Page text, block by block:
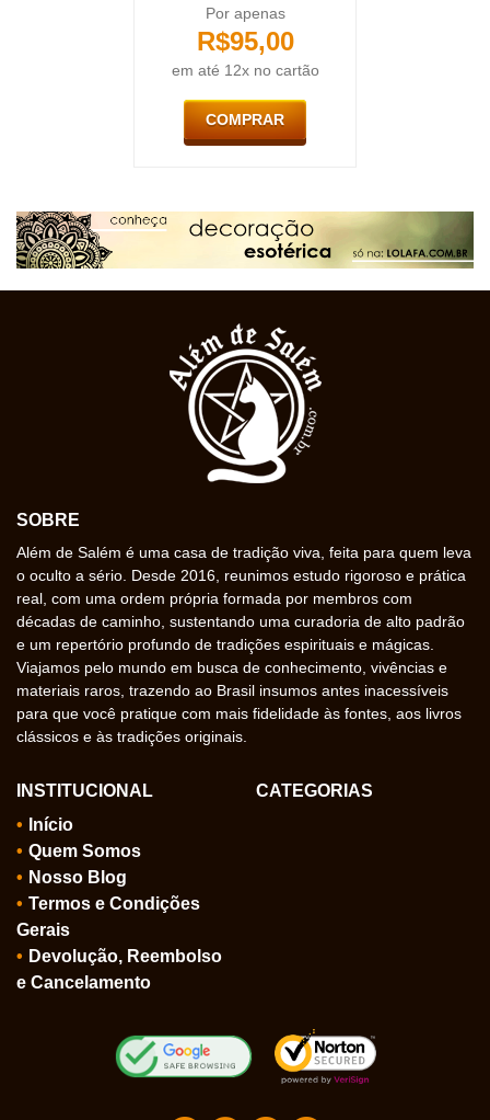
Por apenas
R$95,00
em até 12x no cartão
COMPRAR
SOBRE
Além de Salém é uma casa de tradição viva, feita para quem leva
o oculto a sério. Desde 2016, reunimos estudo rigoroso e prática
real, com uma ordem própria formada por membros com
décadas de caminho, sustentando uma curadoria de alto padrão
e um repertório profundo de tradições espirituais e mágicas.
Viajamos pelo mundo em busca de conhecimento, vivências e
materiais raros, trazendo ao Brasil insumos antes inacessíveis
para que você pratique com mais fidelidade às fontes, aos livros
clássicos e às tradições originais.
INSTITUCIONAL
Início
Quem Somos
Nosso Blog
Termos e Condições
Gerais
Devolução, Reembolso
e Cancelamento
CATEGORIAS